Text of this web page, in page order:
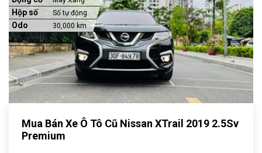
Hộp số Số tự động
Odo 30,000 km
Mua Bán Xe Ô Tô Cũ Nissan XTrail 2019 2.5Sv
Premium